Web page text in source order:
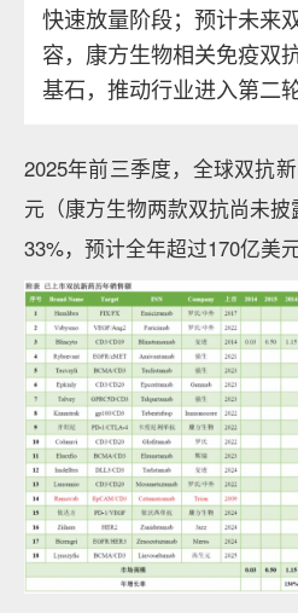
快速放量阶段；预计未来
容，康方生物相关免疫双
基石，推动行业进入第二
2025年前三季度，全球双抗
元（康方生物两款双抗尚未
33%，预计全年超过170亿美元